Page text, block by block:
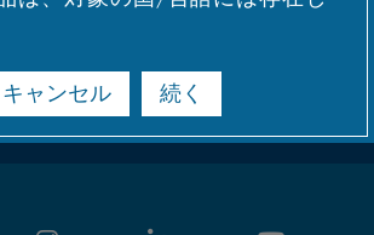
キャンセル 続く
ート